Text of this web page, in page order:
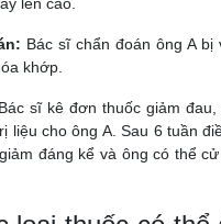
Bác sĩ chẩn đoán ông A bị
khớp.
Bác sĩ kê đơn thuốc giảm đau,
liệu cho ông A. Sau 6 tuần
đáng kể và ông có thể